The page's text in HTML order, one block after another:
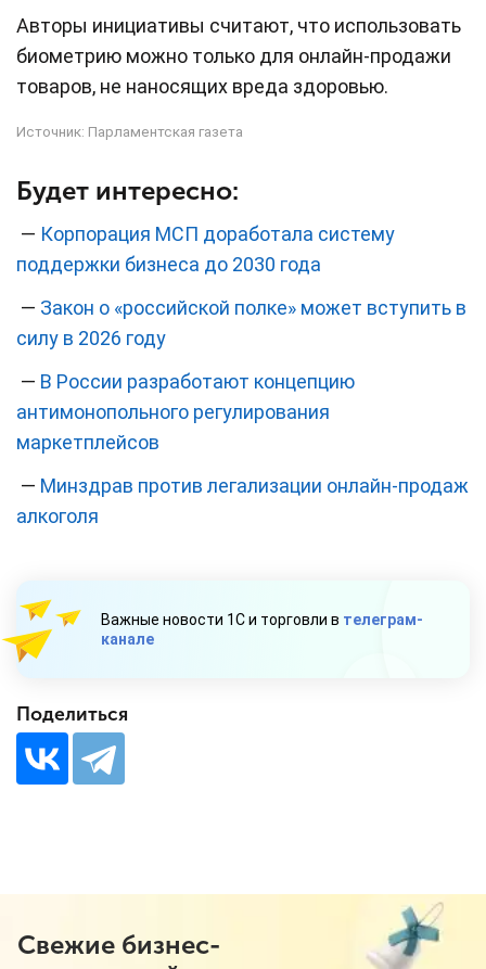
Авторы инициативы считают, что использовать
биометрию можно только для онлайн-продажи
товаров, не наносящих вреда здоровью.
Источник: Парламентская газета
Будет интересно:
— Корпорация МСП доработала систему
поддержки бизнеса до 2030 года
— Закон о «российской полке» может вступить в
силу в 2026 году
— В России разработают концепцию
антимонопольного регулирования
маркетплейсов
— Минздрав против легализации онлайн-продаж
алкоголя
Важные новости 1С и торговли в телеграм-
канале
Поделиться
Свежие бизнес-